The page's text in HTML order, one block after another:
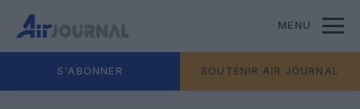
MENU
S'ABONNER SOUTENIR AIR JOURNAL